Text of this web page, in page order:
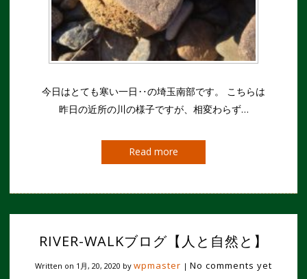
今日はとても寒い一日‥の埼玉南部です。 こちらは
昨日の近所の川の様子ですが、相変わらず…
Read more
RIVER-WALKブログ【人と自然と】
Written on 1月, 20, 2020 by wpmaster | No comments yet